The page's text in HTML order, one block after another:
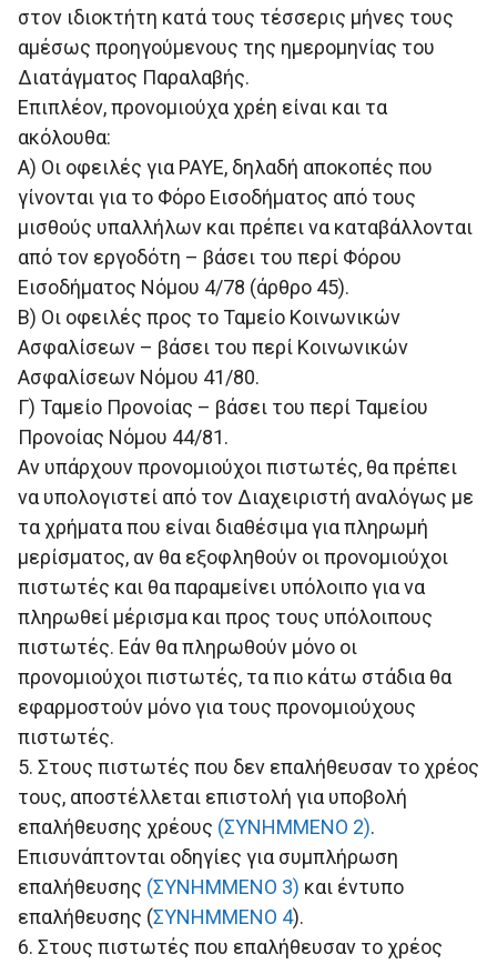
στον ιδιοκτήτη κατά τους τέσσερις μήνες τους
αμέσως προηγούμενους της ημερομηνίας του
Διατάγματος Παραλαβής.
Επιπλέον, προνομιούχα χρέη είναι και τα
ακόλουθα:
Α) Οι οφειλές για PAYE, δηλαδή αποκοπές που
γίνονται για το Φόρο Εισοδήματος από τους
μισθούς υπαλλήλων και πρέπει να καταβάλλονται
από τον εργοδότη – βάσει του περί Φόρου
Εισοδήματος Νόμου 4/78 (άρθρο 45).
Β) Οι οφειλές προς το Ταμείο Κοινωνικών
Ασφαλίσεων – βάσει του περί Κοινωνικών
Ασφαλίσεων Νόμου 41/80.
Γ) Ταμείο Προνοίας – βάσει του περί Ταμείου
Προνοίας Νόμου 44/81.
Αν υπάρχουν προνομιούχοι πιστωτές, θα πρέπει
να υπολογιστεί από τον Διαχειριστή αναλόγως με
τα χρήματα που είναι διαθέσιμα για πληρωμή
μερίσματος, αν θα εξοφληθούν οι προνομιούχοι
πιστωτές και θα παραμείνει υπόλοιπο για να
πληρωθεί μέρισμα και προς τους υπόλοιπους
πιστωτές. Εάν θα πληρωθούν μόνο οι
προνομιούχοι πιστωτές, τα πιο κάτω στάδια θα
εφαρμοστούν μόνο για τους προνομιούχους
πιστωτές.
5. Στους πιστωτές που δεν επαλήθευσαν το χρέος
τους, αποστέλλεται επιστολή για υποβολή
επαλήθευσης χρέους (ΣΥΝΗΜΜΕΝΟ 2).
Επισυνάπτονται οδηγίες για συμπλήρωση
επαλήθευσης (ΣΥΝΗΜΜΕΝΟ 3) και έντυπο
επαλήθευσης (ΣΥΝΗΜΜΕΝΟ 4).
6. Στους πιστωτές που επαλήθευσαν το χρέος